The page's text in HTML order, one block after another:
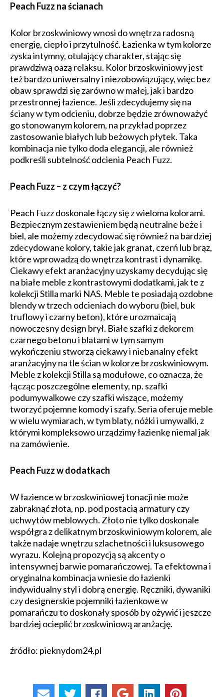
Peach Fuzz na ścianach
Kolor brzoskwiniowy wnosi do wnętrza radosną
energię, ciepło i przytulność. Łazienka w tym kolorze
zyska intymny, otulający charakter, stając się
prawdziwą oazą relaksu. Kolor brzoskwiniowy jest
też bardzo uniwersalny i niezobowiązujący, więc bez
obaw sprawdzi się zarówno w małej, jak i bardzo
przestronnej łazience. Jeśli zdecydujemy się na
ściany w tym odcieniu, dobrze będzie zrównoważyć
go stonowanym kolorem, na przykład poprzez
zastosowanie białych lub beżowych płytek. Taka
kombinacja nie tylko doda elegancji, ale również
podkreśli subtelność odcienia Peach Fuzz.
Peach Fuzz – z czym łączyć?
Peach Fuzz doskonale łączy się z wieloma kolorami.
Bezpiecznym zestawieniem będą neutralne beże i
biel, ale możemy zdecydować się również na bardziej
zdecydowane kolory, takie jak granat, czerń lub brąz,
które wprowadzą do wnętrza kontrast i dynamikę.
Ciekawy efekt aranżacyjny uzyskamy decydując się
na białe meble z kontrastowymi dodatkami, jak te z
kolekcji Stilla marki NAS. Meble te posiadają ozdobne
blendy w trzech odcieniach do wyboru (biel, buk
truflowy i czarny beton), które urozmaicają
nowoczesny design brył. Białe szafki z dekorem
czarnego betonu i blatami w tym samym
wykończeniu stworzą ciekawy i niebanalny efekt
aranżacyjny na tle ścian w kolorze brzoskwiniowym.
Meble z kolekcji Stilla są modułowe, co oznacza, że
łącząc poszczególne elementy, np. szafki
podumywalkowe czy szafki wiszące, możemy
tworzyć pojemne komody i szafy. Seria oferuje meble
w wielu wymiarach, w tym blaty, nóżki i umywalki, z
którymi kompleksowo urządzimy łazienkę niemal jak
na zamówienie.
Peach Fuzz w dodatkach
W łazience w brzoskwiniowej tonacji nie może
zabraknąć złota, np. pod postacią armatury czy
uchwytów meblowych. Złoto nie tylko doskonale
współgra z delikatnym brzoskwiniowym kolorem, ale
także nadaje wnętrzu szlachetności i luksusowego
wyrazu. Kolejną propozycją są akcenty o
intensywnej barwie pomarańczowej. Ta efektowna i
oryginalna kombinacja wniesie do łazienki
indywidualny styl i dobrą energię. Ręczniki, dywaniki
czy designerskie pojemniki łazienkowe w
pomarańczu to doskonały sposób by ożywić i jeszcze
bardziej ocieplić brzoskwiniową aranżację.
źródło: pieknydom24.pl